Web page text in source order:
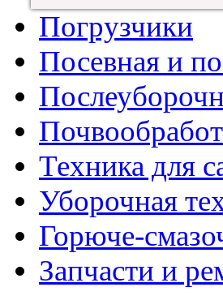
Погрузчики
Посевная и
Техника для
Уборочная
Горюче-
Запчасти и